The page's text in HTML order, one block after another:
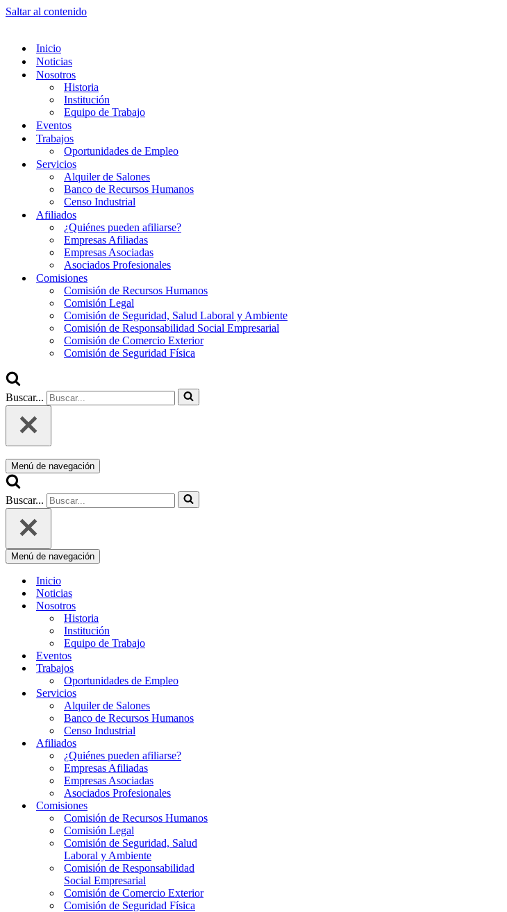
Saltar al contenido
Inicio
Noticias
Nosotros
Historia
Institución
Equipo de Trabajo
Eventos
Trabajos
Oportunidades de Empleo
Servicios
Alquiler de Salones
Banco de Recursos Humanos
Censo Industrial
Afiliados
¿Quiénes pueden afiliarse?
Empresas Afiliadas
Empresas Asociadas
Asociados Profesionales
Comisiones
Comisión de Recursos Humanos
Comisión Legal
Comisión de Seguridad, Salud Laboral y Ambiente
Comisión de Responsabilidad Social Empresarial
Comisión de Comercio Exterior
Comisión de Seguridad Física
Buscar...
Menú de navegación
Buscar...
Menú de navegación
Inicio
Noticias
Nosotros
Historia
Institución
Equipo de Trabajo
Eventos
Trabajos
Oportunidades de Empleo
Servicios
Alquiler de Salones
Banco de Recursos Humanos
Censo Industrial
Afiliados
¿Quiénes pueden afiliarse?
Empresas Afiliadas
Empresas Asociadas
Asociados Profesionales
Comisiones
Comisión de Recursos Humanos
Comisión Legal
Comisión de Seguridad, Salud
Laboral y Ambiente
Comisión de Responsabilidad
Social Empresarial
Comisión de Comercio Exterior
Comisión de Seguridad Física